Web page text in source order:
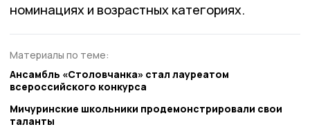
номинациях и возрастных категориях.
Материалы по теме:
Ансамбль «Столовчанка» стал лауреатом
всероссийского конкурса
Мичуринские школьники продемонстрировали свои
таланты